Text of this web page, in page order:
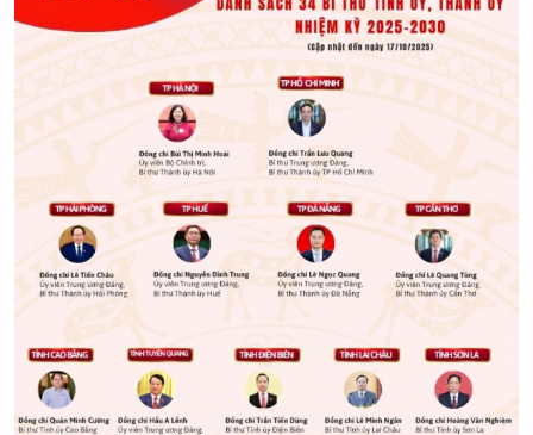
Chính phủ với người dân
Quốc hội với cử tri
Đảng trong cuộc sống
Nhận diện sự thật
Pháp luật và đời sống
Tin thế giới
Vấn đề quốc tế
Hồ sơ sự kiện quốc tế
Biên cương - Một dải vững
bền